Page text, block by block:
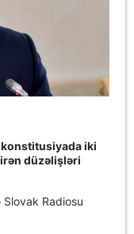
iki
düzəlişləri
Radiosu